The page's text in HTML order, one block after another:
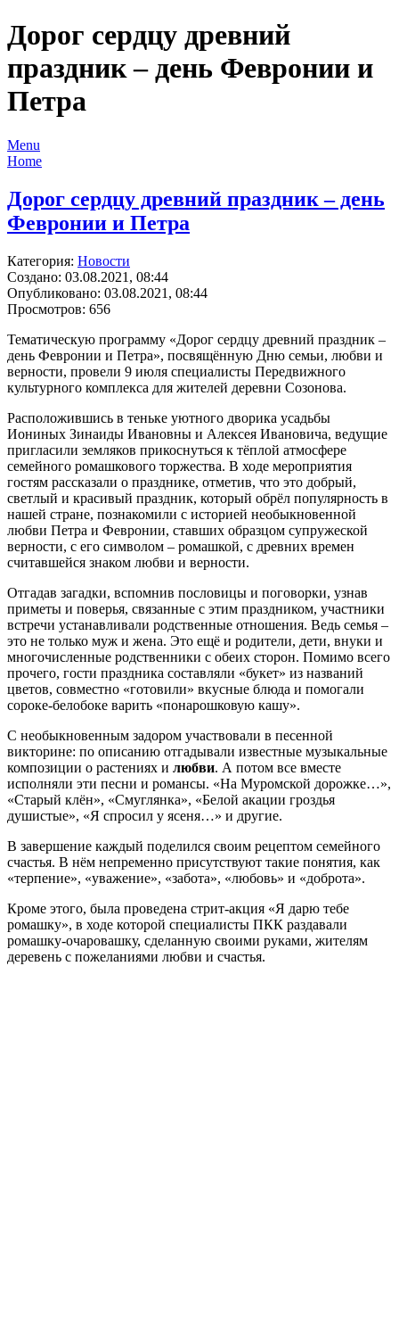
Дорог сердцу древний
праздник – день Февронии и
Петра
Menu
Home
Дорог сердцу древний праздник – день
Февронии и Петра
Категория: Новости
Создано: 03.08.2021, 08:44
Опубликовано: 03.08.2021, 08:44
Просмотров: 656
Тематическую программу «Дорог сердцу древний праздник –
день Февронии и Петра», посвящённую Дню семьи, любви и
верности, провели 9 июля специалисты Передвижного
культурного комплекса для жителей деревни Созонова.
Расположившись в теньке уютного дворика усадьбы
Иониных Зинаиды Ивановны и Алексея Ивановича, ведущие
пригласили земляков прикоснуться к тёплой атмосфере
семейного ромашкового торжества. В ходе мероприятия
гостям рассказали о празднике, отметив, что это добрый,
светлый и красивый праздник, который обрёл популярность в
нашей стране, познакомили с историей необыкновенной
любви Петра и Февронии, ставших образцом супружеской
верности, с его символом – ромашкой, с древних времен
считавшейся знаком любви и верности.
Отгадав загадки, вспомнив пословицы и поговорки, узнав
приметы и поверья, связанные с этим праздником, участники
встречи устанавливали родственные отношения. Ведь семья –
это не только муж и жена. Это ещё и родители, дети, внуки и
многочисленные родственники с обеих сторон. Помимо всего
прочего, гости праздника составляли «букет» из названий
цветов, совместно «готовили» вкусные блюда и помогали
сороке-белобоке варить «понарошковую кашу».
С необыкновенным задором участвовали в песенной
викторине: по описанию отгадывали известные музыкальные
композиции о растениях и любви. А потом все вместе
исполняли эти песни и романсы. «На Муромской дорожке…»,
«Старый клён», «Смуглянка», «Белой акации гроздья
душистые», «Я спросил у ясеня…» и другие.
В завершение каждый поделился своим рецептом семейного
счастья. В нём непременно присутствуют такие понятия, как
«терпение», «уважение», «забота», «любовь» и «доброта».
Кроме этого, была проведена стрит-акция «Я дарю тебе
ромашку», в ходе которой специалисты ПКК раздавали
ромашку-очаровашку, сделанную своими руками, жителям
деревень с пожеланиями любви и счастья.